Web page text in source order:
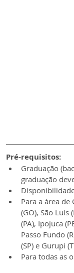
Pré-requisitos:
Graduação
graduação
Para a área de
(GO), São Luís
(PA), Ipojuca
Passo Fundo
(SP) e Gurupi
Para todas as